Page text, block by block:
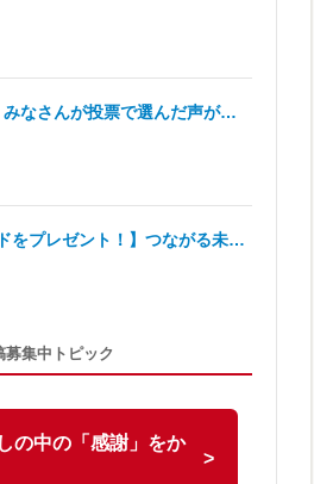
みなさんが投票で選んだ声が…
をプレゼント！】つながる未…
集中トピック
の中の「感謝」をか